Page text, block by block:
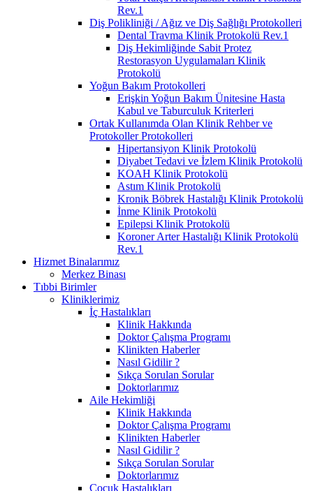
Rev.1
Diş Polikliniği / Ağız ve Diş Sağlığı Protokolleri
Dental Travma Klinik Protokolü Rev.1
Diş Hekimliğinde Sabit Protez
Restorasyon Uygulamaları Klinik
Protokolü
Yoğun Bakım Protokolleri
Erişkin Yoğun Bakım Ünitesine Hasta
Kabul ve Taburculuk Kriterleri
Ortak Kullanımda Olan Klinik Rehber ve
Protokoller Protokolleri
Hipertansiyon Klinik Protokolü
Diyabet Tedavi ve İzlem Klinik Protokolü
KOAH Klinik Protokolü
Astım Klinik Protokolü
Kronik Böbrek Hastalığı Klinik Protokolü
İnme Klinik Protokolü
Epilepsi Klinik Protokolü
Koroner Arter Hastalığı Klinik Protokolü
Rev.1
Hizmet Binalarımız
Merkez Binası
Tıbbi Birimler
Kliniklerimiz
İç Hastalıkları
Klinik Hakkında
Doktor Çalışma Programı
Klinikten Haberler
Nasıl Gidilir ?
Sıkça Sorulan Sorular
Doktorlarımız
Aile Hekimliği
Klinik Hakkında
Doktor Çalışma Programı
Klinikten Haberler
Nasıl Gidilir ?
Sıkça Sorulan Sorular
Doktorlarımız
Çocuk Hastalıkları